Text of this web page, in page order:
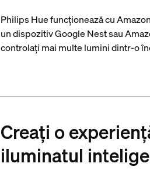
Philips Hue funcționează cu
un dispozitiv Google Nest sau
controlați mai multe lumini dintr-o
Creați o
iluminatul